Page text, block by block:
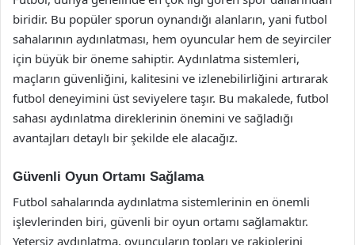
biridir. Bu popüler sporun oynandığı alanların, yani futbol
sahalarının aydınlatması, hem oyuncular hem de seyirciler
için büyük bir öneme sahiptir. Aydınlatma sistemleri,
maçların güvenliğini, kalitesini ve izlenebilirliğini artırarak
futbol deneyimini üst seviyelere taşır. Bu makalede, futbol
sahası aydınlatma direklerinin önemini ve sağladığı
avantajları detaylı bir şekilde ele alacağız.
Güvenli Oyun Ortamı Sağlama
Futbol sahalarında aydınlatma sistemlerinin en önemli
işlevlerinden biri, güvenli bir oyun ortamı sağlamaktır.
Yetersiz aydınlatma, oyuncuların topları ve rakiplerini